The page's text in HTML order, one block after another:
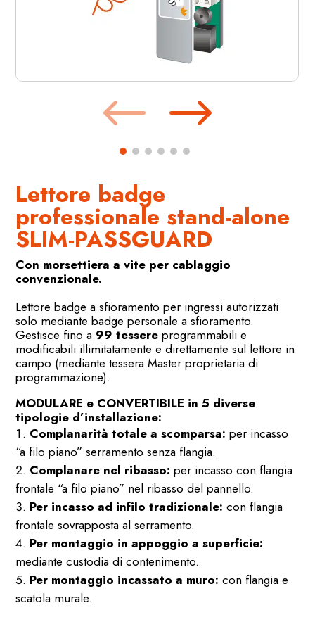
Lettore badge
professionale stand-alone
SLIM-PASSGUARD
Con morsettiera a vite per cablaggio
convenzionale.
Lettore badge a sfioramento per ingressi autorizzati
solo mediante badge personale a sfioramento.
Gestisce fino a 99 tessere programmabili e
modificabili illimitatamente e direttamente sul lettore in
campo (mediante tessera Master proprietaria di
programmazione).
MODULARE e CONVERTIBILE in 5 diverse
tipologie d’installazione:
Complanarità totale a scomparsa: per incasso
“a filo piano” serramento senza flangia.
Complanare nel ribasso: per incasso con flangia
frontale “a filo piano” nel ribasso del pannello.
Per incasso ad infilo tradizionale: con flangia
frontale sovrapposta al serramento.
Per montaggio in appoggio a superficie:
mediante custodia di contenimento.
Per montaggio incassato a muro: con flangia e
scatola murale.